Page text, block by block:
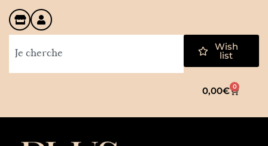
Wish
list
0,00€ 0